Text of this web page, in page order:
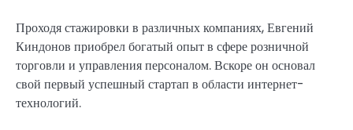
Проходя стажировки в различных компаниях, Евгений
Киндонов приобрел богатый опыт в сфере розничной
торговли и управления персоналом. Вскоре он основал
свой первый успешный стартап в области интернет-
технологий.